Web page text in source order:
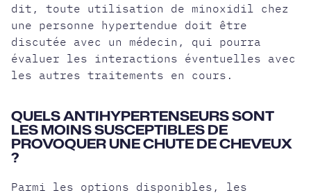
dit, toute utilisation de minoxidil chez
une personne hypertendue doit être
discutée avec un médecin, qui pourra
évaluer les interactions éventuelles avec
les autres traitements en cours.
QUELS ANTIHYPERTENSEURS SONT
LES MOINS SUSCEPTIBLES DE
PROVOQUER UNE CHUTE DE CHEVEUX
?
Parmi les options disponibles, les